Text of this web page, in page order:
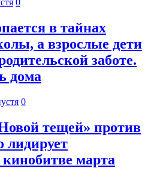
0
в тайнах
а взрослые дети
заботе.
дома
0
тещей» против
лидирует
марта